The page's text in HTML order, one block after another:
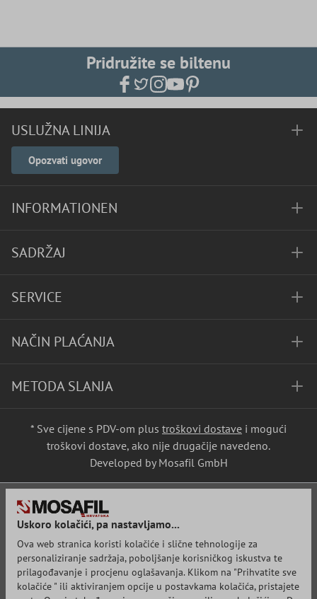
Pridružite se biltenu
USLUŽNA LINIJA
Opozvati ugovor
INFORMATIONEN
SADRŽAJ
SERVICE
NAČIN PLAĆANJA
METODA SLANJA
* Sve cijene s PDV-om plus troškovi dostave i mogući
troškovi dostave, ako nije drugačije navedeno.
Developed by Mosafil GmbH
Uskoro kolačići, pa nastavljamo...
Ova web stranica koristi kolačiće i slične tehnologije za
personaliziranje sadržaja, poboljšanje korisničkog iskustva te
prilagođavanje i procjenu oglašavanja. Klikom na "Prihvatite sve
kolačiće " ili aktiviranjem opcije u postavkama kolačića, pristajete